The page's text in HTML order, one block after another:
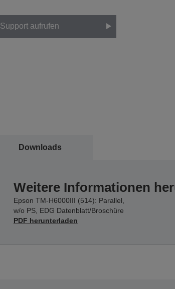
Support aufrufen
Downloads
Weitere Informationen
Epson TM-H6000III (514): Parallel,
w/o PS, EDG Datenblatt/Broschüre
PDF herunterladen